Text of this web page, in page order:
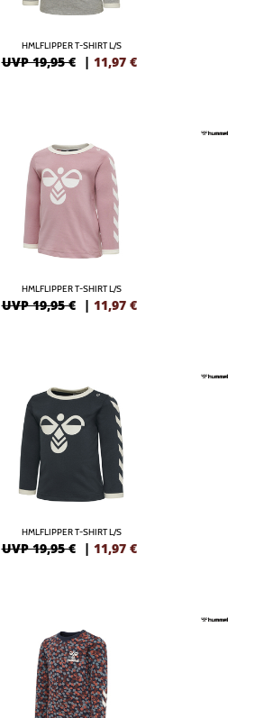
HMLFLIPPER T-SHIRT L/S
UVP 19,95 € | 11,97 €
HMLFLIPPER T-SHIRT L/S
UVP 19,95 € | 11,97 €
HMLFLIPPER T-SHIRT L/S
UVP 19,95 € | 11,97 €